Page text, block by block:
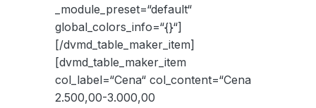
_module_preset=“default“
global_colors_info=“{}“]
[/dvmd_table_maker_item]
[dvmd_table_maker_item
col_label=“Cena“ col_content=“Cena
2.500,00-3.000,00